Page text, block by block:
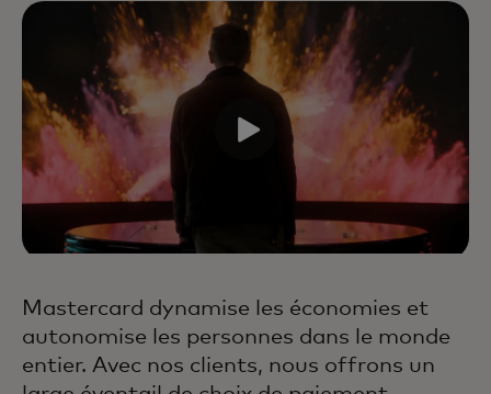
Mastercard dynamise les économies et
autonomise les personnes dans le monde
entier. Avec nos clients, nous offrons un